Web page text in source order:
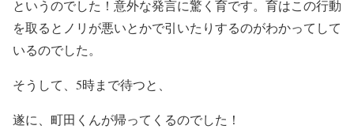
というのでした！意外な発言に驚く育です。育はこの行動
を取るとノリが悪いとかで引いたりするのがわかってして
いるのでした。
そうして、5時まで待つと、
遂に、町田くんが帰ってくるのでした！